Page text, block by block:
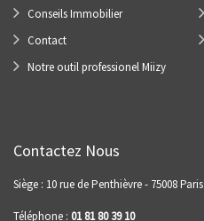
Conseils Immobilier
Contact
Notre outil professionel Miizy
Contactez Nous
Siège : 10 rue de Penthièvre - 75008 Paris
Téléphone : 01 81 80 39 10